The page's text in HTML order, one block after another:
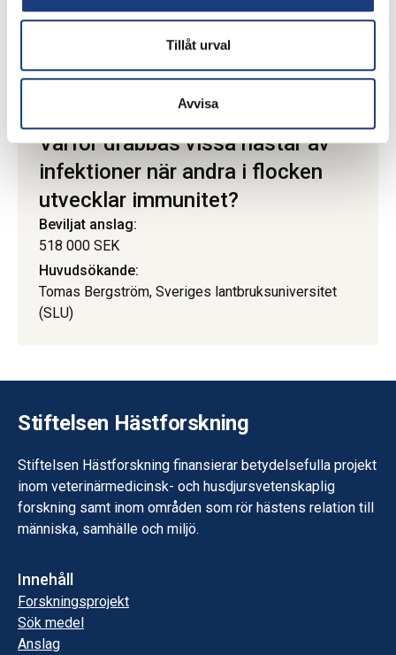
Tillåt urval
Avvisa
Huvudsökande:
Hans Erik Næss, Høyskolen Kristiania och Susanne
Varför drabbas vissa hästar av
infektioner när andra i flocken
utvecklar immunitet?
Beviljat anslag:
518 000 SEK
Huvudsökande:
Tomas Bergström, Sveriges lantbruksuniversitet
(SLU)
Stiftelsen Hästforskning
Stiftelsen Hästforskning finansierar betydelsefulla projekt
inom veterinärmedicinsk- och husdjursvetenskaplig
forskning samt inom områden som rör hästens relation till
människa, samhälle och miljö.
Innehåll
Forskningsprojekt
Sök medel
Anslag